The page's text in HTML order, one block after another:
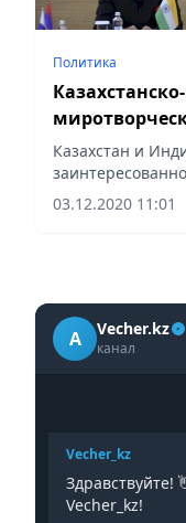
Политика
Алматы
Казахстан и
укрепления мира
03.12.2020 11:01
A Vecher.kz
канал
Vecher_kz
Здравствуйте!
Vecher_kz!